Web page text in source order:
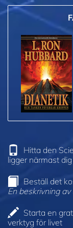
Hitta den
ligger närmast dig
Beställ det
En beskrivning
Starta en
verktyg för livet